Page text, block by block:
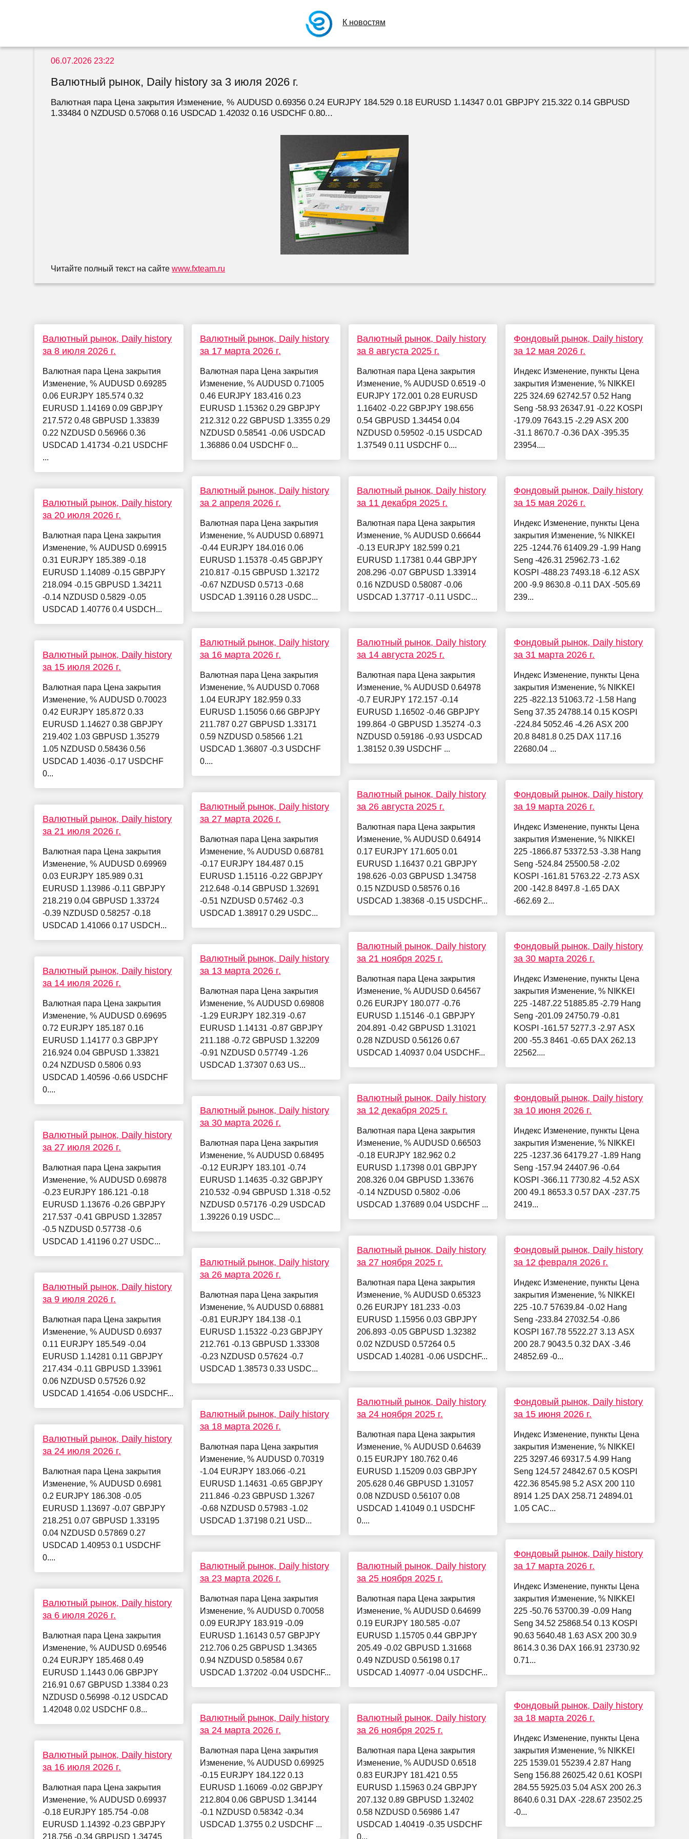
К новостям
06.07.2026 23:22
Валютный рынок, Daily history за 3 июля 2026 г.
Валютная пара Цена закрытия Изменение, % AUDUSD 0.69356 0.24 EURJPY 184.529 0.18 EURUSD 1.14347 0.01 GBPJPY 215.322 0.14 GBPUSD
1.33484 0 NZDUSD 0.57068 0.16 USDCAD 1.42032 0.16 USDCHF 0.80...
Читайте полный текст на сайтеwww.fxteam.ru
Валютный рынок, Daily history
за 8 июля 2026 г.
Валютная пара Цена закрытия
Изменение, % AUDUSD 0.69285
0.06 EURJPY 185.574 0.32
EURUSD 1.14169 0.09 GBPJPY
217.572 0.48 GBPUSD 1.33839
0.22 NZDUSD 0.56966 0.36
USDCAD 1.41734 -0.21 USDCHF
...
Валютный рынок, Daily history
за 20 июля 2026 г.
Валютная пара Цена закрытия
Изменение, % AUDUSD 0.69915
0.31 EURJPY 185.389 -0.18
EURUSD 1.14089 -0.15 GBPJPY
218.094 -0.15 GBPUSD 1.34211
-0.14 NZDUSD 0.5829 -0.05
USDCAD 1.40776 0.4 USDCH...
Валютный рынок, Daily history
за 15 июля 2026 г.
Валютная пара Цена закрытия
Изменение, % AUDUSD 0.70023
0.42 EURJPY 185.872 0.33
EURUSD 1.14627 0.38 GBPJPY
219.402 1.03 GBPUSD 1.35279
1.05 NZDUSD 0.58436 0.56
USDCAD 1.4036 -0.17 USDCHF
0...
Валютный рынок, Daily history
за 21 июля 2026 г.
Валютная пара Цена закрытия
Изменение, % AUDUSD 0.69969
0.03 EURJPY 185.989 0.31
EURUSD 1.13986 -0.11 GBPJPY
218.219 0.04 GBPUSD 1.33724
-0.39 NZDUSD 0.58257 -0.18
USDCAD 1.41066 0.17 USDCH...
Валютный рынок, Daily history
за 14 июля 2026 г.
Валютная пара Цена закрытия
Изменение, % AUDUSD 0.69695
0.72 EURJPY 185.187 0.16
EURUSD 1.14177 0.3 GBPJPY
216.924 0.04 GBPUSD 1.33821
0.24 NZDUSD 0.5806 0.93
USDCAD 1.40596 -0.66 USDCHF
0....
Валютный рынок, Daily history
за 27 июля 2026 г.
Валютная пара Цена закрытия
Изменение, % AUDUSD 0.69878
-0.23 EURJPY 186.121 -0.18
EURUSD 1.13676 -0.26 GBPJPY
217.537 -0.41 GBPUSD 1.32857
-0.5 NZDUSD 0.57738 -0.6
USDCAD 1.41196 0.27 USDC...
Валютный рынок, Daily history
за 9 июля 2026 г.
Валютная пара Цена закрытия
Изменение, % AUDUSD 0.6937
0.11 EURJPY 185.549 -0.04
EURUSD 1.14281 0.11 GBPJPY
217.434 -0.11 GBPUSD 1.33961
0.06 NZDUSD 0.57526 0.92
USDCAD 1.41654 -0.06 USDCHF...
Валютный рынок, Daily history
за 24 июля 2026 г.
Валютная пара Цена закрытия
Изменение, % AUDUSD 0.6981
0.2 EURJPY 186.308 -0.05
EURUSD 1.13697 -0.07 GBPJPY
218.251 0.07 GBPUSD 1.33195
0.04 NZDUSD 0.57869 0.27
USDCAD 1.40953 0.1 USDCHF
0....
Валютный рынок, Daily history
за 6 июля 2026 г.
Валютная пара Цена закрытия
Изменение, % AUDUSD 0.69546
0.24 EURJPY 185.468 0.49
EURUSD 1.1443 0.06 GBPJPY
216.91 0.67 GBPUSD 1.3384 0.23
NZDUSD 0.56998 -0.12 USDCAD
1.42048 0.02 USDCHF 0.8...
Валютный рынок, Daily history
за 16 июля 2026 г.
Валютная пара Цена закрытия
Изменение, % AUDUSD 0.69937
-0.18 EURJPY 185.754 -0.08
EURUSD 1.14392 -0.23 GBPJPY
218.756 -0.34 GBPUSD 1.34745
Валютный рынок, Daily history
за 17 марта 2026 г.
Валютная пара Цена закрытия
Изменение, % AUDUSD 0.71005
0.46 EURJPY 183.416 0.23
EURUSD 1.15362 0.29 GBPJPY
212.312 0.22 GBPUSD 1.3355 0.29
NZDUSD 0.58541 -0.06 USDCAD
1.36886 0.04 USDCHF 0...
Валютный рынок, Daily history
за 2 апреля 2026 г.
Валютная пара Цена закрытия
Изменение, % AUDUSD 0.68971
-0.44 EURJPY 184.016 0.06
EURUSD 1.15378 -0.45 GBPJPY
210.817 -0.15 GBPUSD 1.32172
-0.67 NZDUSD 0.5713 -0.68
USDCAD 1.39116 0.28 USDC...
Валютный рынок, Daily history
за 16 марта 2026 г.
Валютная пара Цена закрытия
Изменение, % AUDUSD 0.7068
1.04 EURJPY 182.959 0.33
EURUSD 1.15056 0.66 GBPJPY
211.787 0.27 GBPUSD 1.33171
0.59 NZDUSD 0.58566 1.21
USDCAD 1.36807 -0.3 USDCHF
0....
Валютный рынок, Daily history
за 27 марта 2026 г.
Валютная пара Цена закрытия
Изменение, % AUDUSD 0.68781
-0.17 EURJPY 184.487 0.15
EURUSD 1.15116 -0.22 GBPJPY
212.648 -0.14 GBPUSD 1.32691
-0.51 NZDUSD 0.57462 -0.3
USDCAD 1.38917 0.29 USDC...
Валютный рынок, Daily history
за 13 марта 2026 г.
Валютная пара Цена закрытия
Изменение, % AUDUSD 0.69808
-1.29 EURJPY 182.319 -0.67
EURUSD 1.14131 -0.87 GBPJPY
211.188 -0.72 GBPUSD 1.32209
-0.91 NZDUSD 0.57749 -1.26
USDCAD 1.37307 0.63 US...
Валютный рынок, Daily history
за 30 марта 2026 г.
Валютная пара Цена закрытия
Изменение, % AUDUSD 0.68495
-0.12 EURJPY 183.101 -0.74
EURUSD 1.14635 -0.32 GBPJPY
210.532 -0.94 GBPUSD 1.318 -0.52
NZDUSD 0.57176 -0.29 USDCAD
1.39226 0.19 USDC...
Валютный рынок, Daily history
за 26 марта 2026 г.
Валютная пара Цена закрытия
Изменение, % AUDUSD 0.68881
-0.81 EURJPY 184.138 -0.1
EURUSD 1.15322 -0.23 GBPJPY
212.761 -0.13 GBPUSD 1.33308
-0.23 NZDUSD 0.57624 -0.7
USDCAD 1.38573 0.33 USDC...
Валютный рынок, Daily history
за 18 марта 2026 г.
Валютная пара Цена закрытия
Изменение, % AUDUSD 0.70319
-1.04 EURJPY 183.066 -0.21
EURUSD 1.14631 -0.65 GBPJPY
211.846 -0.23 GBPUSD 1.3267
-0.68 NZDUSD 0.57983 -1.02
USDCAD 1.37198 0.21 USD...
Валютный рынок, Daily history
за 23 марта 2026 г.
Валютная пара Цена закрытия
Изменение, % AUDUSD 0.70058
0.09 EURJPY 183.919 -0.09
EURUSD 1.16143 0.57 GBPJPY
212.706 0.25 GBPUSD 1.34365
0.94 NZDUSD 0.58584 0.67
USDCAD 1.37202 -0.04 USDCHF...
Валютный рынок, Daily history
за 24 марта 2026 г.
Валютная пара Цена закрытия
Изменение, % AUDUSD 0.69925
-0.15 EURJPY 184.122 0.13
EURUSD 1.16069 -0.02 GBPJPY
212.804 0.06 GBPUSD 1.34144
-0.1 NZDUSD 0.58342 -0.34
USDCAD 1.3755 0.2 USDCHF ...
Валютный рынок, Daily history
за 8 августа 2025 г.
Валютная пара Цена закрытия
Изменение, % AUDUSD 0.6519 -0
EURJPY 172.001 0.28 EURUSD
1.16402 -0.22 GBPJPY 198.656
0.54 GBPUSD 1.34454 0.04
NZDUSD 0.59502 -0.15 USDCAD
1.37549 0.11 USDCHF 0....
Валютный рынок, Daily history
за 11 декабря 2025 г.
Валютная пара Цена закрытия
Изменение, % AUDUSD 0.66644
-0.13 EURJPY 182.599 0.21
EURUSD 1.17381 0.44 GBPJPY
208.296 -0.07 GBPUSD 1.33914
0.16 NZDUSD 0.58087 -0.06
USDCAD 1.37717 -0.11 USDC...
Валютный рынок, Daily history
за 14 августа 2025 г.
Валютная пара Цена закрытия
Изменение, % AUDUSD 0.64978
-0.7 EURJPY 172.157 -0.14
EURUSD 1.16502 -0.46 GBPJPY
199.864 -0 GBPUSD 1.35274 -0.3
NZDUSD 0.59186 -0.93 USDCAD
1.38152 0.39 USDCHF ...
Валютный рынок, Daily history
за 26 августа 2025 г.
Валютная пара Цена закрытия
Изменение, % AUDUSD 0.64914
0.17 EURJPY 171.605 0.01
EURUSD 1.16437 0.21 GBPJPY
198.626 -0.03 GBPUSD 1.34758
0.15 NZDUSD 0.58576 0.16
USDCAD 1.38368 -0.15 USDCHF...
Валютный рынок, Daily history
за 21 ноября 2025 г.
Валютная пара Цена закрытия
Изменение, % AUDUSD 0.64567
0.26 EURJPY 180.077 -0.76
EURUSD 1.15146 -0.1 GBPJPY
204.891 -0.42 GBPUSD 1.31021
0.28 NZDUSD 0.56126 0.67
USDCAD 1.40937 0.04 USDCHF...
Валютный рынок, Daily history
за 12 декабря 2025 г.
Валютная пара Цена закрытия
Изменение, % AUDUSD 0.66503
-0.18 EURJPY 182.962 0.2
EURUSD 1.17398 0.01 GBPJPY
208.326 0.04 GBPUSD 1.33676
-0.14 NZDUSD 0.5802 -0.06
USDCAD 1.37689 0.04 USDCHF ...
Валютный рынок, Daily history
за 27 ноября 2025 г.
Валютная пара Цена закрытия
Изменение, % AUDUSD 0.65323
0.26 EURJPY 181.233 -0.03
EURUSD 1.15956 0.03 GBPJPY
206.893 -0.05 GBPUSD 1.32382
0.02 NZDUSD 0.57264 0.5
USDCAD 1.40281 -0.06 USDCHF...
Валютный рынок, Daily history
за 24 ноября 2025 г.
Валютная пара Цена закрытия
Изменение, % AUDUSD 0.64639
0.15 EURJPY 180.762 0.46
EURUSD 1.15209 0.03 GBPJPY
205.628 0.46 GBPUSD 1.31057
0.08 NZDUSD 0.56107 0.08
USDCAD 1.41049 0.1 USDCHF
0....
Валютный рынок, Daily history
за 25 ноября 2025 г.
Валютная пара Цена закрытия
Изменение, % AUDUSD 0.64699
0.19 EURJPY 180.585 -0.07
EURUSD 1.15705 0.44 GBPJPY
205.49 -0.02 GBPUSD 1.31668
0.49 NZDUSD 0.56198 0.17
USDCAD 1.40977 -0.04 USDCHF...
Валютный рынок, Daily history
за 26 ноября 2025 г.
Валютная пара Цена закрытия
Изменение, % AUDUSD 0.6518
0.83 EURJPY 181.421 0.55
EURUSD 1.15963 0.24 GBPJPY
207.132 0.89 GBPUSD 1.32402
0.58 NZDUSD 0.56986 1.47
USDCAD 1.40419 -0.35 USDCHF
0...
Фондовый рынок, Daily history
за 12 мая 2026 г.
Индекс Изменение, пункты Цена
закрытия Изменение, % NIKKEI
225 324.69 62742.57 0.52 Hang
Seng -58.93 26347.91 -0.22 KOSPI
-179.09 7643.15 -2.29 ASX 200
-31.1 8670.7 -0.36 DAX -395.35
23954....
Фондовый рынок, Daily history
за 15 мая 2026 г.
Индекс Изменение, пункты Цена
закрытия Изменение, % NIKKEI
225 -1244.76 61409.29 -1.99 Hang
Seng -426.31 25962.73 -1.62
KOSPI -488.23 7493.18 -6.12 ASX
200 -9.9 8630.8 -0.11 DAX -505.69
239...
Фондовый рынок, Daily history
за 31 марта 2026 г.
Индекс Изменение, пункты Цена
закрытия Изменение, % NIKKEI
225 -822.13 51063.72 -1.58 Hang
Seng 37.35 24788.14 0.15 KOSPI
-224.84 5052.46 -4.26 ASX 200
20.8 8481.8 0.25 DAX 117.16
22680.04 ...
Фондовый рынок, Daily history
за 19 марта 2026 г.
Индекс Изменение, пункты Цена
закрытия Изменение, % NIKKEI
225 -1866.87 53372.53 -3.38 Hang
Seng -524.84 25500.58 -2.02
KOSPI -161.81 5763.22 -2.73 ASX
200 -142.8 8497.8 -1.65 DAX
-662.69 2...
Фондовый рынок, Daily history
за 30 марта 2026 г.
Индекс Изменение, пункты Цена
закрытия Изменение, % NIKKEI
225 -1487.22 51885.85 -2.79 Hang
Seng -201.09 24750.79 -0.81
KOSPI -161.57 5277.3 -2.97 ASX
200 -55.3 8461 -0.65 DAX 262.13
22562....
Фондовый рынок, Daily history
за 10 июня 2026 г.
Индекс Изменение, пункты Цена
закрытия Изменение, % NIKKEI
225 -1237.36 64179.27 -1.89 Hang
Seng -157.94 24407.96 -0.64
KOSPI -366.11 7730.82 -4.52 ASX
200 49.1 8653.3 0.57 DAX -237.75
2419...
Фондовый рынок, Daily history
за 12 февраля 2026 г.
Индекс Изменение, пункты Цена
закрытия Изменение, % NIKKEI
225 -10.7 57639.84 -0.02 Hang
Seng -233.84 27032.54 -0.86
KOSPI 167.78 5522.27 3.13 ASX
200 28.7 9043.5 0.32 DAX -3.46
24852.69 -0...
Фондовый рынок, Daily history
за 15 июня 2026 г.
Индекс Изменение, пункты Цена
закрытия Изменение, % NIKKEI
225 3297.46 69317.5 4.99 Hang
Seng 124.57 24842.67 0.5 KOSPI
422.36 8545.98 5.2 ASX 200 110
8914 1.25 DAX 258.71 24894.01
1.05 CAC...
Фондовый рынок, Daily history
за 17 марта 2026 г.
Индекс Изменение, пункты Цена
закрытия Изменение, % NIKKEI
225 -50.76 53700.39 -0.09 Hang
Seng 34.52 25868.54 0.13 KOSPI
90.63 5640.48 1.63 ASX 200 30.9
8614.3 0.36 DAX 166.91 23730.92
0.71...
Фондовый рынок, Daily history
за 18 марта 2026 г.
Индекс Изменение, пункты Цена
закрытия Изменение, % NIKKEI
225 1539.01 55239.4 2.87 Hang
Seng 156.88 26025.42 0.61 KOSPI
284.55 5925.03 5.04 ASX 200 26.3
8640.6 0.31 DAX -228.67 23502.25
-0...